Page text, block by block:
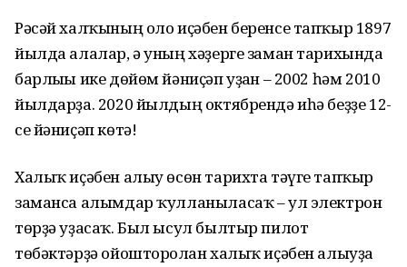
Рәсәй халҡының оло иҫәбен беренсе тапҡыр 1897
йылда алалар, ә уның хәҙерге заман тарихында
бар­лығы ике дөйөм йәниҫәп уҙған – 2002 һәм 2010
йылдарҙа. 2020 йылдың октябрендә иһә беҙҙе 12-
се йәниҫәп көтә!
Халыҡ иҫәбен алыу өсөн тарихта тәүге тапҡыр
заманса алымдар ҡулланыласаҡ – ул электрон
төрҙә уҙасаҡ. Был ысул былтыр пилот
төбәктәрҙә ойошторолған халыҡ иҫәбен алыуҙа